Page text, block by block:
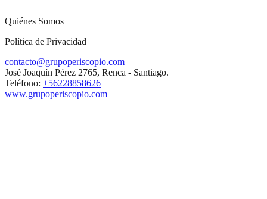
Quiénes Somos
Política de Privacidad
contacto@grupoperiscopio.com
José Joaquín Pérez 2765, Renca - Santiago.
Teléfono: +56228858626
www.grupoperiscopio.com